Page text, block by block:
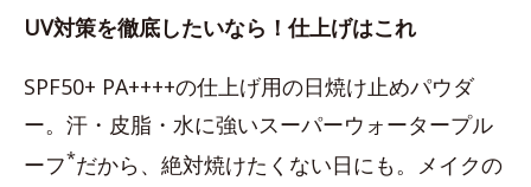
UV対策を徹底したいなら！仕上げはこれ
SPF50+ PA++++の仕上げ用の日焼け止めパウダ
ー。汗・皮脂・水に強いスーパーウォータープル
ーフ*だから、絶対焼けたくない日にも。メイクの